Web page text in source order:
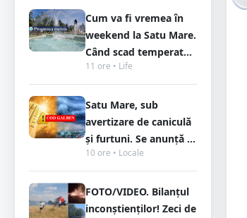
Cum va fi vremea în
weekend la Satu Mare.
Când scad temperat...
11 ore • Life
Satu Mare, sub
avertizare de caniculă
și furtuni. Se anunță ...
10 ore • Locale
FOTO/VIDEO. Bilanțul
inconștienților! Zeci de